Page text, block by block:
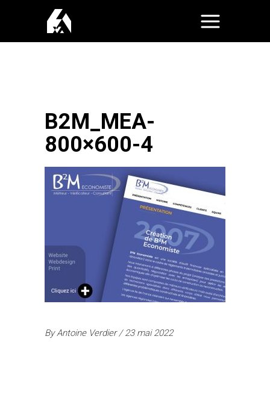
B2M_MEA-
800×600-4
ByAntoine Verdier 23 mai 2022